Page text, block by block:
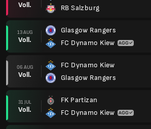
Voll.
RB Salzburg
13 AUG
Voll.
Glasgow Rangers
FC Dynamo Kiew
06 AUG
Voll.
FC Dynamo Kiew
Glasgow Rangers
31 JUL
Voll.
FK Partizan
FC Dynamo Kiew